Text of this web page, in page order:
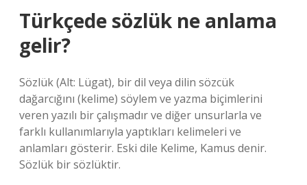
Türkçede sözlük ne anlama
gelir?
Sözlük (Alt: Lügat), bir dil veya dilin sözcük
dağarcığını (kelime) söylem ve yazma biçimlerini
veren yazılı bir çalışmadır ve diğer unsurlarla ve
farklı kullanımlarıyla yaptıkları kelimeleri ve
anlamları gösterir. Eski dile Kelime, Kamus denir.
Sözlük bir sözlüktir.